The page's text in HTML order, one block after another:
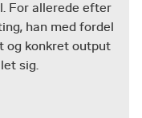
For allerede efter
han med fordel
og konkret output
sig.